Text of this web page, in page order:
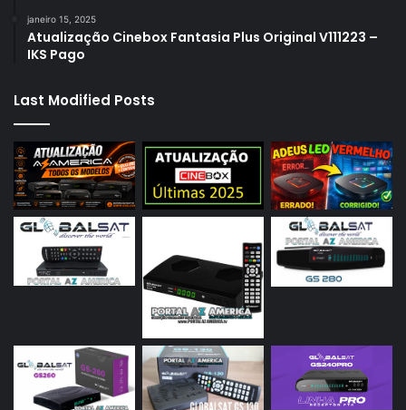
janeiro 15, 2025
Atualização Cinebox Fantasia Plus Original V111223 –
IKS Pago
Last Modified Posts